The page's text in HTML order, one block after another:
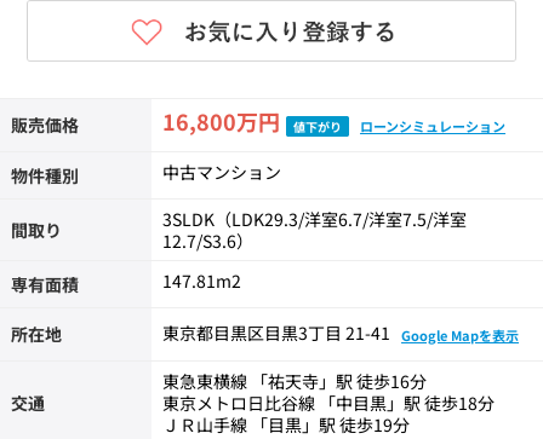
販売価格 16,800万円 値下がり ローンシミュレーション
物件種別 中古マンション
間取り
3SLDK（LDK29.3/洋室6.7/洋室7.5/洋室
12.7/S3.6）
専有面積
147.81m2
所在地 東京都目黒区目黒3丁目 21-41 Google Mapを表示
交通
東急東横線 「祐天寺」駅 徒歩16分
東京メトロ日比谷線 「中目黒」駅 徒歩18分
ＪＲ山手線 「目黒」駅 徒歩19分